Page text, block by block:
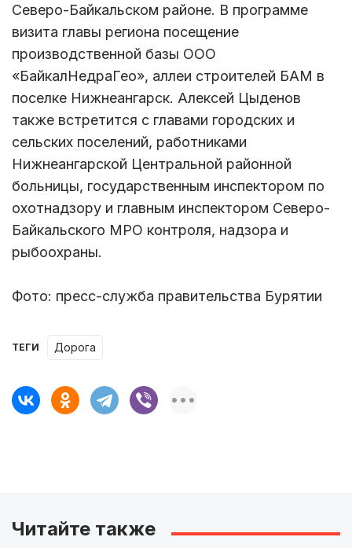
Северо-Байкальском районе. В программе
визита главы региона посещение
производственной базы ООО
«БайкалНедраГео», аллеи строителей БАМ в
поселке Нижнеангарск. Алексей Цыденов
также встретится с главами городских и
сельских поселений, работниками
Нижнеангарской Центральной районной
больницы, государственным инспектором по
охотнадзору и главным инспектором Северо-
Байкальского МРО контроля, надзора и
рыбоохраны.
Фото: пресс-служба правительства Бурятии
ТЕГИ дорога
Читайте также